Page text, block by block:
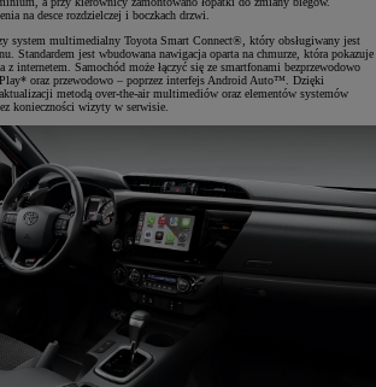
na desce rozdzielczej i boczkach drzwi.
system multimedialny Toyota Smart Connect®, który obsługiwany jest
Standardem jest wbudowana nawigacja oparta na chmurze, która pokazuje
z internetem. Samochód może łączyć się ze smartfonami bezprzewodowo
oraz przewodowo – poprzez interfejs Android Auto™. Dzięki
metodą over-the-air multimediów oraz elementów systemów
konieczności wizyty w serwisie.